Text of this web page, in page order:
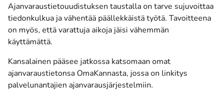
Ajanvaraustietouudistuksen taustalla on tarve sujuvoittaa
tiedonkulkua ja vähentää päällekkäistä työtä. Tavoitteena
on myös, että varattuja aikoja jäisi vähemmän
käyttämättä.
Kansalainen pääsee jatkossa katsomaan omat
ajanvaraustietonsa OmaKannasta, jossa on linkitys
palvelunantajien ajanvarausjärjestelmiin.